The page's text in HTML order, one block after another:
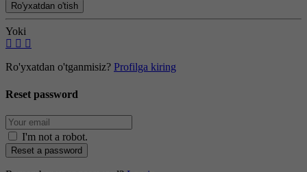
Ro'yxatdan o'tish
Yoki
Ro'yxatdan o'tganmisiz? Profilga kiring
Reset password
I'm not a robot.
Reset a password